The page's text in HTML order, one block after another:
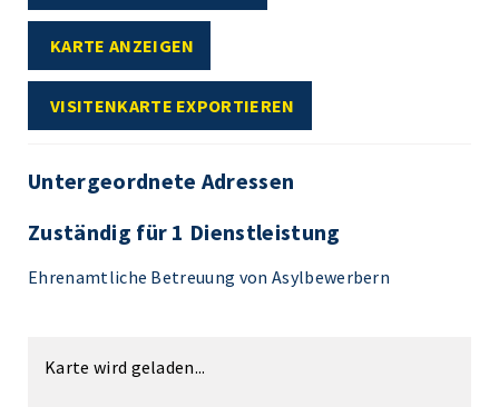
KARTE ANZEIGEN
VISITENKARTE EXPORTIEREN
Untergeordnete Adressen
Zuständig für 1 Dienstleistung
Ehrenamtliche Betreuung von Asylbewerbern
Karte wird geladen...